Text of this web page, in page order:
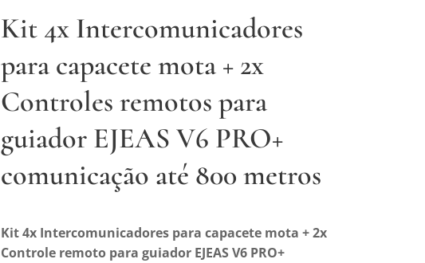
Kit 4x Intercomunicadores
para capacete mota + 2x
Controles remotos para
guiador EJEAS V6 PRO+
comunicação até 800 metros
Kit 4x Intercomunicadores para capacete mota + 2x
Controle remoto para guiador EJEAS V6 PRO+